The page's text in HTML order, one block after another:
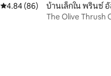
คะแนนเฉลี่ย 4.84 จาก 5, 86 รีวิว
4.84 (86)
บ้านเล็กใน พรินซ์ อั
The Olive Thrush